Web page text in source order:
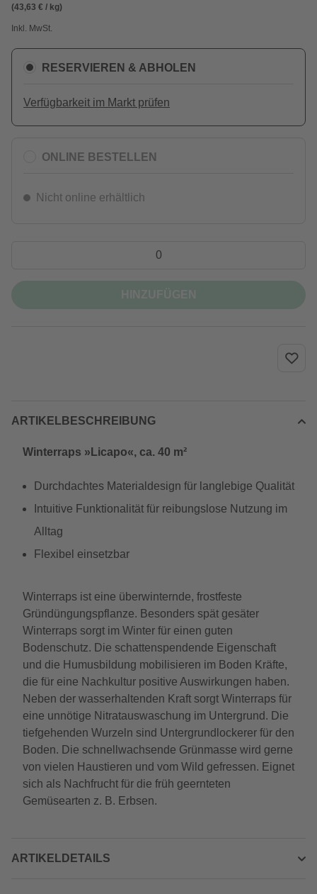
(43,63 € / kg)
Inkl. MwSt.
RESERVIEREN & ABHOLEN
Verfügbarkeit im Markt prüfen
ONLINE BESTELLEN
Nicht online erhältlich
ARTIKELBESCHREIBUNG
Winterraps »Licapo«, ca. 40 m²
Durchdachtes Materialdesign für langlebige Qualität
Intuitive Funktionalität für reibungslose Nutzung im
Alltag
Flexibel einsetzbar
Winterraps ist eine überwinternde, frostfeste
Gründüngungspflanze. Besonders spät gesäter
Winterraps sorgt im Winter für einen guten
Bodenschutz. Die schattenspendende Eigenschaft
und die Humusbildung mobilisieren im Boden Kräfte,
die für eine Nachkultur positive Auswirkungen haben.
Neben der wasserhaltenden Kraft sorgt Winterraps für
eine unnötige Nitratauswaschung im Untergrund. Die
tiefgehenden Wurzeln sind Untergrundlockerer für den
Boden. Die schnellwachsende Grünmasse wird gerne
von vielen Haustieren und vom Wild gefressen. Eignet
sich als Nachfrucht für die früh geernteten
Gemüsearten z. B. Erbsen.
ARTIKELDETAILS